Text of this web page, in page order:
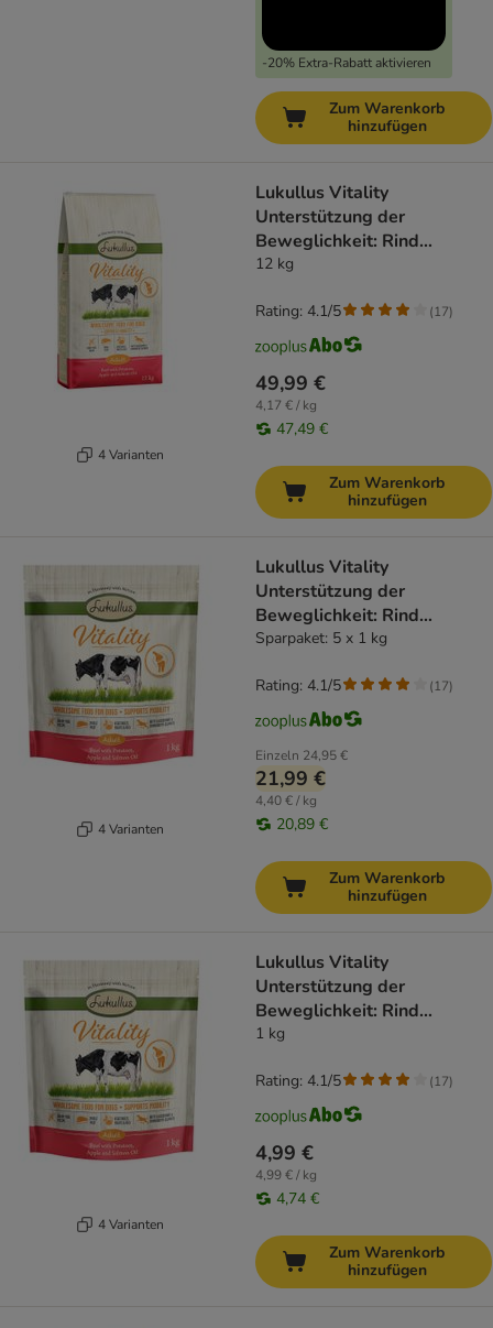
-20% Extra-Rabatt aktivieren
Zum Warenkorb
hinzufügen
4 Varianten
Lukullus Vitality
Unterstützung der
Beweglichkeit: Rind
(getreidefrei)
12 kg
49,99 €
4,17 € / kg
47,49 €
Rating: 4.1/5 (17)
Zum Warenkorb
hinzufügen
4 Varianten
Lukullus Vitality
Unterstützung der
Beweglichkeit: Rind
(getreidefrei)
Sparpaket: 5 x 1 kg
Einzeln 24,95 €
21,99 €
4,40 € / kg
20,89 €
Rating: 4.1/5 (17)
Zum Warenkorb
hinzufügen
4 Varianten
Lukullus Vitality
Unterstützung der
Beweglichkeit: Rind
(getreidefrei)
1 kg
4,99 €
4,99 € / kg
4,74 €
Rating: 4.1/5 (17)
Zum Warenkorb
hinzufügen